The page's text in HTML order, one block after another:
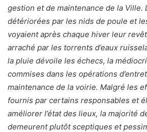
gestion et de maintenance de la Ville.
détériorées par les nids de poule et
voyaient après chaque hiver leur
arraché par les torrents d’eaux
la pluie dévoile les échecs, la
commises dans les opérations
maintenance de la voirie. Malgré les
fournis par certains responsables et
améliorer l’état des lieux, la majorité
demeurent plutôt sceptiques et